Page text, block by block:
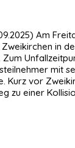
Am
in
mit
Kurz vor
zu einer